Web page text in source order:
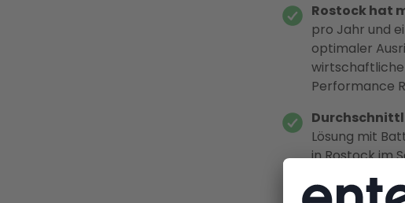
Rostock hat
pro Jahr und
optimaler
Performance
Lösung mit
in Rostock im
seit 2023
sowie die